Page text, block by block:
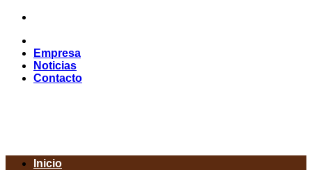
Saltar
contenido
Empresa
Noticias
Contacto
Inicio